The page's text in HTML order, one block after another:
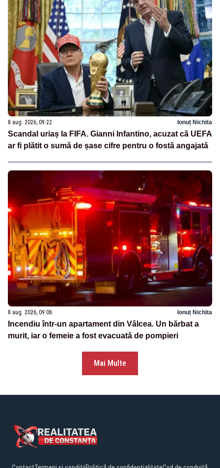
8 aug. 2026, 09:22 Ionuț Nichita
Scandal uriaș la FIFA. Gianni Infantino, acuzat că UEFA
ar fi plătit o sumă de șase cifre pentru o fostă angajată
8 aug. 2026, 09:06 Ionuț Nichita
Incendiu într-un apartament din Vâlcea. Un bărbat a
murit, iar o femeie a fost evacuată de pompieri
Mai Multe